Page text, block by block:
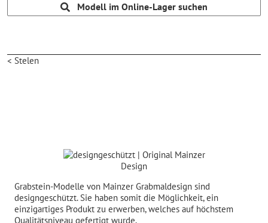
Modell im Online-Lager suchen
< Stelen
Grabstein-Modelle von Mainzer Grabmaldesign sind
designgeschützt. Sie haben somit die Möglichkeit, ein
einzigartiges Produkt zu erwerben, welches auf höchstem
Qualitätsniveau gefertigt wurde.